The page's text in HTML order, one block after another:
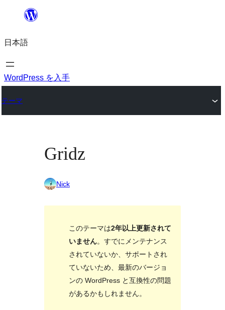
を
ス
キ
プ
日本語
WordPress を入手
テーマ
Gridz
Nick
このテーマは2年以上更新されて
いません。すでにメンテナンス
されていないか、サポートされ
ていないため、最新のバージョ
ンの WordPress と互換性の問題
があるかもしれません。